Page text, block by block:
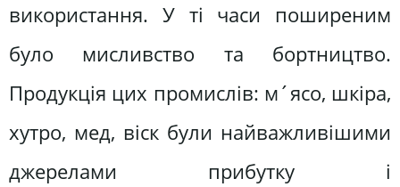
використання. У ті часи поширеним
було мисливство та бортництво.
Продукція цих промислів: м´ясо, шкіра,
хутро, мед, віск були найважливішими
джерелами прибутку і